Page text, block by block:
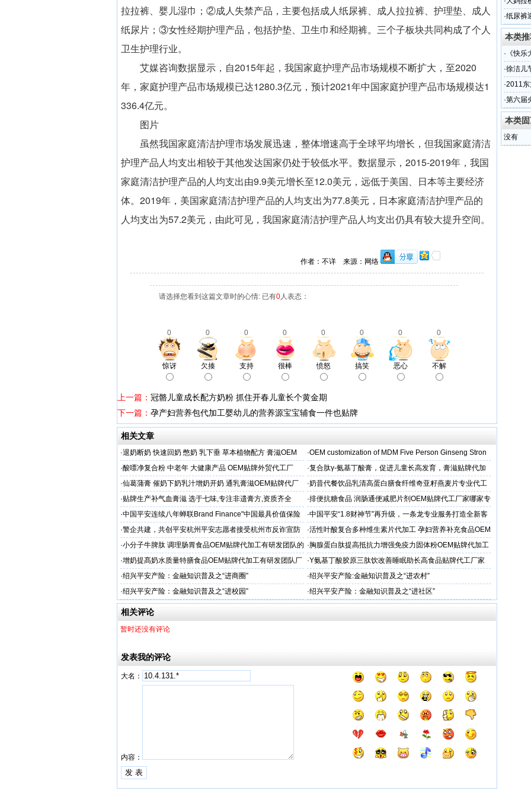
拉拉裤、婴儿湿巾；②成人失禁产品，主要包括成人纸尿裤、成人拉拉裤、护理垫、成人
纸尿片；③女性经期护理产品，包括护垫、卫生巾和经期裤。三个子板块共同构成了个人
卫生护理行业。
艾媒咨询数据显示，自2015年起，我国家庭护理产品市场规模不断扩大，至2020
年，家庭护理产品市场规模已达1280.3亿元，预计2021年中国家庭护理产品市场规模达1
336.4亿元。
图片
虽然我国家庭清洁护理市场发展迅速，整体增速高于全球平均增长，但我国家庭清洁
护理产品人均支出相较于其他发达国家仍处于较低水平。数据显示，2015-2019年，我国
家庭清洁护理产品的人均支出由9.9美元增长至12.0美元，远低于美国、日本等主要经济
体。2019年，美国家庭清洁护理产品的人均支出为77.8美元，日本家庭清洁护理产品的
人均支出为57.2美元，由此可见，我国家庭清洁护理产品人均支出仍具有较大提升空间。
作者：不详 来源：网络
请选择您看到这篇文章时的心情: 已有0人表态：
0 0 0 0 0 0 0 0
惊讶 欠揍 支持 很棒 愤怒 搞笑 恶心 不解
上一篇： 冠骼儿童成长配方奶粉 抓住开春儿童长个黄金期
下一篇： 孕产妇营养包代加工婴幼儿的营养源宝宝辅食一件也贴牌
相关文章
·退奶断奶 快速回奶 憋奶 乳下垂 草本植物配方 膏滋OEM ·OEM customization of MDM Five Person Ginseng Stron
·酸嘌净复合粉 中老年 大健康产品 OEM贴牌外贸代工厂 ·复合肽γ-氨基丁酸膏，促进儿童长高发育，膏滋贴牌代加
工厂家
·仙葛蒲膏 催奶下奶乳汁增奶开奶 通乳膏滋OEM贴牌代厂
家
·奶昔代餐饮品乳清高蛋白膳食纤维奇亚籽燕麦片专业代工
厂家
·贴牌生产补气血膏滋 选于七味,专注非遗膏方,资质齐全 ·排便抗糖食品 润肠通便减肥片剂OEM贴牌代工厂家哪家专
业
·中国平安连续八年蝉联Brand Finance"中国最具价值保险
品牌"
·中国平安“1.8财神节”再升级，一条龙专业服务打造全新客
户体验
·警企共建，共创平安杭州平安志愿者接受杭州市反诈宣防
人才专项培训
·活性叶酸复合多种维生素片代加工 孕妇营养补充食品OEM
厂家
·小分子牛脾肽 调理肠胃食品OEM贴牌代加工有研发团队的
厂家
· 胸腺蛋白肽提高抵抗力增强免疫力固体粉OEM贴牌代加工
生产厂
·增奶提髙奶水质量特膳食品OEM贴牌代加工有研发团队厂
家
·Y氨基丁酸胶原三肽饮改善睡眠助长高食品贴牌代工厂家
哪家专业
·绍兴平安产险：金融知识普及之“进商圈” ·绍兴平安产险:金融知识普及之“进农村”
·绍兴平安产险：金融知识普及之“进校园” ·绍兴平安产险：金融知识普及之“进社区”
相关评论
暂时还没有评论
发表我的评论
大名：
内容：
·纸尿裤
本类
· 《快
·徐洁儿
·2011东
·第六届
本类
没有